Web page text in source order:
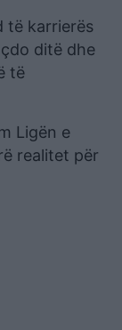
të karrierës
ditë dhe
të
Ligën e
realitet për